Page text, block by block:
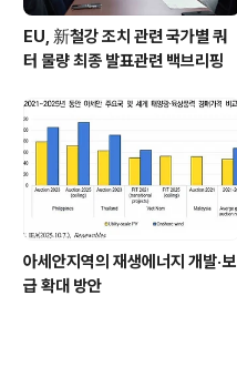
EU, 新철강 조치 관련 국가별 쿼
터 물량 최종 발표관련 백브리핑
아세안지역의 재생에너지 개발·보
급 확대 방안